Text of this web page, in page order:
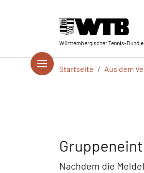
Württembergischer Tennis-Bund
Startseite Aus dem
Nachdem die